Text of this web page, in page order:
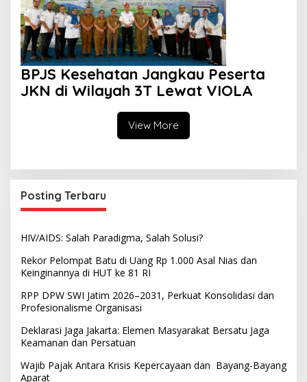
BPJS Kesehatan Jangkau Peserta
JKN di Wilayah 3T Lewat VIOLA
View More
Posting Terbaru
HIV/AIDS: Salah Paradigma, Salah Solusi?
Rekor Pelompat Batu di Uang Rp 1.000 Asal Nias dan
Keinginannya di HUT ke 81 RI
RPP DPW SWI Jatim 2026–2031, Perkuat Konsolidasi dan
Profesionalisme Organisasi
Deklarasi Jaga Jakarta: Elemen Masyarakat Bersatu Jaga
Keamanan dan Persatuan
Wajib Pajak Antara Krisis Kepercayaan dan Bayang-Bayang
Aparat